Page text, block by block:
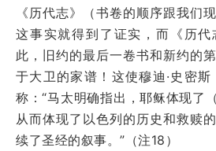
《历代志》（书卷的顺序跟我们
这事实就得到了证实，而《历
此，旧约的最后一卷书和新约的
于大卫的家谱！这使穆迪·史密
称：“马太明确指出，耶稣体现了
从而体现了以色列的历史和救赎
续了圣经的叙事。”（注18）